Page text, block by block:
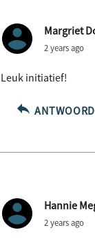
Margriet
2 years ago
Leuk initiatief!
ANTWOORD
Hannie
2 years ago